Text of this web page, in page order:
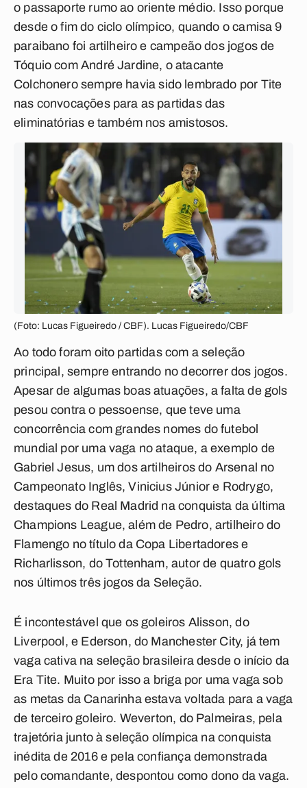
o passaporte rumo ao oriente médio. Isso porque
desde o fim do ciclo olímpico, quando o camisa 9
paraibano foi artilheiro e campeão dos jogos de
Tóquio com André Jardine, o atacante
Colchonero sempre havia sido lembrado por Tite
nas convocações para as partidas das
eliminatórias e também nos amistosos.
(Foto: Lucas Figueiredo / CBF). Lucas Figueiredo/CBF
Ao todo foram oito partidas com a seleção
principal, sempre entrando no decorrer dos jogos.
Apesar de algumas boas atuações, a falta de gols
pesou contra o pessoense, que teve uma
concorrência com grandes nomes do futebol
mundial por uma vaga no ataque, a exemplo de
Gabriel Jesus, um dos artilheiros do Arsenal no
Campeonato Inglês, Vinicius Júnior e Rodrygo,
destaques do Real Madrid na conquista da última
Champions League, além de Pedro, artilheiro do
Flamengo no título da Copa Libertadores e
Richarlisson, do Tottenham, autor de quatro gols
nos últimos três jogos da Seleção.
É incontestável que os goleiros Alisson, do
Liverpool, e Ederson, do Manchester City, já tem
vaga cativa na seleção brasileira desde o início da
Era Tite. Muito por isso a briga por uma vaga sob
as metas da Canarinha estava voltada para a vaga
de terceiro goleiro. Weverton, do Palmeiras, pela
trajetória junto à seleção olímpica na conquista
inédita de 2016 e pela confiança demonstrada
pelo comandante, despontou como dono da vaga.